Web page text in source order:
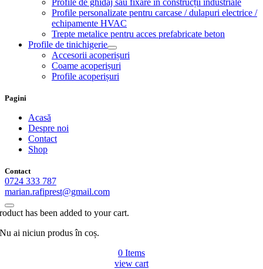
Profile de ghidaj sau fixare în construcții industriale
Profile personalizate pentru carcase / dulapuri electrice /
echipamente HVAC
Trepte metalice pentru acces prefabricate beton
Profile de tinichigerie
Accesorii acoperișuri
Coame acoperișuri
Profile acoperișuri
Pagini
Acasă
Despre noi
Contact
Shop
Contact
0724 333 787
marian.rafiprest@gmail.com
has been added to your cart.
Nu ai niciun produs în coș.
0 Items
view cart